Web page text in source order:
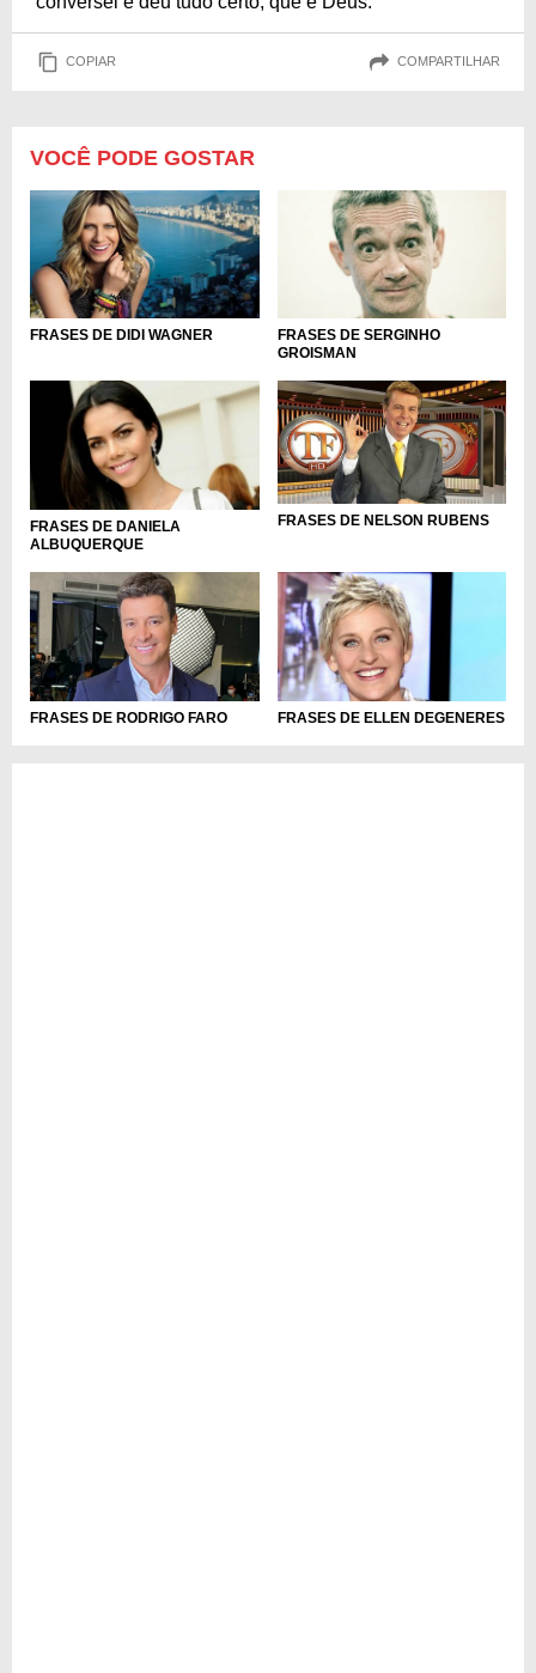
COPIAR COMPARTILHAR
VOCÊ PODE GOSTAR
FRASES DE DIDI WAGNER
FRASES DE SERGINHO
GROISMAN
FRASES DE DANIELA
ALBUQUERQUE
FRASES DE NELSON RUBENS
FRASES DE RODRIGO FARO FRASES DE ELLEN DEGENERES